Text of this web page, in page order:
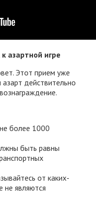
азартной игре
Этот прием уже
действительно
более 1000
быть равны
от каких-
не являются